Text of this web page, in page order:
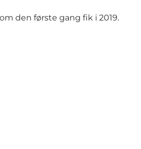
den første gang fik i 2019.